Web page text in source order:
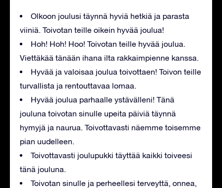
Olkoon joulusi täynnä hyviä hetkiä ja parasta
viiniä. Toivotan teille oikein hyvää joulua!
Hoh! Hoh! Hoo! Toivotan teille hyvää joulua.
Viettäkää tänään ihana ilta rakkaimpienne kanssa.
Hyvää ja valoisaa joulua toivottaen! Toivon teille
turvallista ja rentouttavaa lomaa.
Hyvää joulua parhaalle ystävälleni! Tänä
jouluna toivotan sinulle upeita päiviä täynnä
hymyjä ja naurua. Toivottavasti näemme toisemme
pian uudelleen.
Toivottavasti joulupukki täyttää kaikki toiveesi
tänä jouluna.
Toivotan sinulle ja perheellesi terveyttä, onnea,